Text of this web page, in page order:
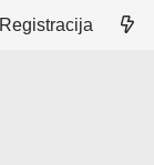
Registracija